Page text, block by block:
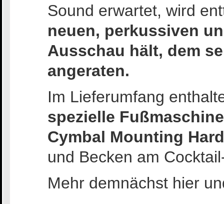
Sound erwartet, wird
neuen, perkussiven
Ausschau hält, dem
angeraten.
Im Lieferumfang
spezielle
Cymbal Mounting
und Becken am
Mehr demnächst hier